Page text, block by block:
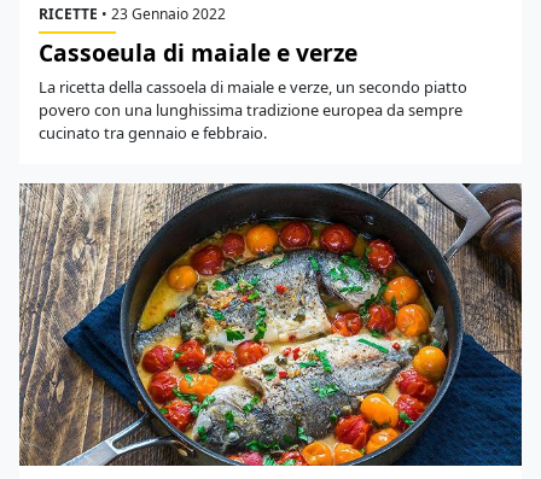
RICETTE • 23 Gennaio 2022
Cassoeula di maiale e verze
La ricetta della cassoela di maiale e verze, un secondo piatto
povero con una lunghissima tradizione europea da sempre
cucinato tra gennaio e febbraio.